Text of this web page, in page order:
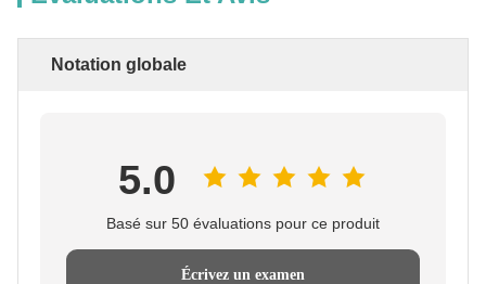
Notation globale
5.0
Basé sur 50 évaluations pour ce produit
Écrivez un examen